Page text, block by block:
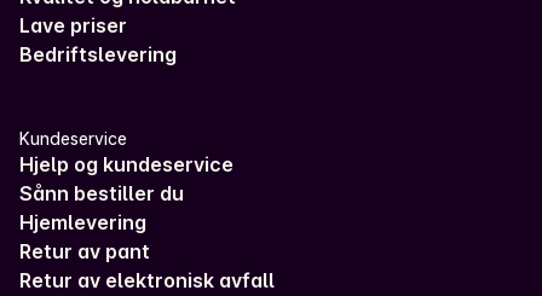
Lave priser
Bedriftslevering
Kundeservice
Hjelp og kundeservice
Sånn bestiller du
Hjemlevering
Retur av pant
Retur av elektronisk avfall